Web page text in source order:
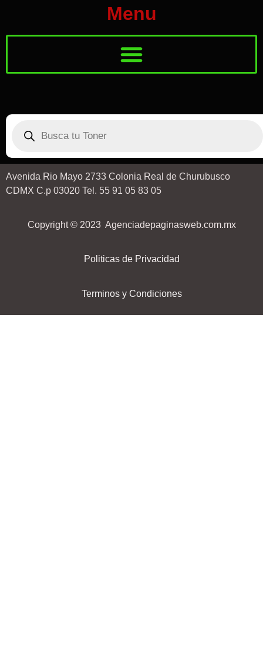
Menu
Avenida Rio Mayo 2733 Colonia Real de Churubusco
CDMX C.p 03020 Tel. 55 91 05 83 05
Copyright © 2023 Agenciadepaginasweb.com.mx
Politicas de Privacidad
Terminos y Condiciones